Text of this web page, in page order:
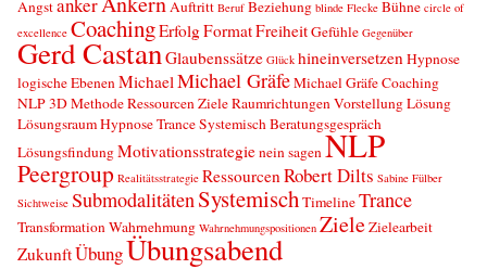
Angst Auftritt Beruf Beziehung blinde Flecke Bühne circle of
excellence CoachingErfolgFormatFreiheitGefühle Gegenüber
Gerd CastanGlaubenssätze Glück hineinversetzenHypnose
logische EbenenMichaelMichael GräfeMichael Gräfe Coaching
NLP 3D Methode Ressourcen Ziele Raumrichtungen Vorstellung Lösung
Lösungsraum Hypnose Trance Systemisch Beratungsgespräch
LösungsfindungMotivationsstrategienein sagenNLP
Peergroup Realitätsstrategie RessourcenRobert Dilts Sabine Fülber
Sichtweise SubmodalitätenSystemischTimelineTrance
TransformationWahrnehmung Wahrnehmungspositionen ZieleZielearbeit
ZukunftÜbungÜbungsabend